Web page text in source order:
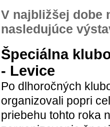
V najbližšej dobe
nasledujúce
Špeciálna
- Levice
Po dlhoročných
organizovali popri
priebehu tohto roka